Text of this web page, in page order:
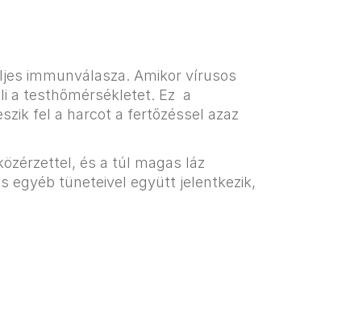
immunválasza. Amikor vírusos
a testhőmérsékletet. Ez a
fel a harcot a fertőzéssel azaz
és a túl magas láz
egyéb tüneteivel együtt jelentkezik,